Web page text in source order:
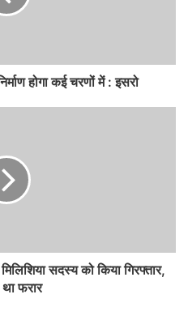
होगा कई चरणों में : इसरो
सदस्य को किया गिरफ्तार,
था फरार